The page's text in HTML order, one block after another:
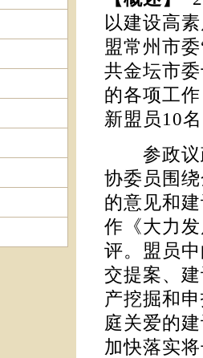
以建设高
盟常州市
共金坛市
的各项工
新盟员10
参政议政
协委员围
的意见和
作《大力
评。盟员
交提案、
产挖掘和
庭关爱的
加快落实